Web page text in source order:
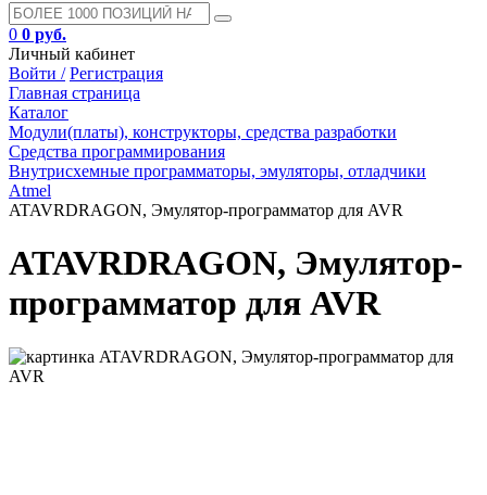
0 0 руб.
Личный кабинет
Войти / Регистрация
Главная страница
Каталог
Модули(платы), конструкторы, средства разработки
Средства программирования
Внутрисхемные программаторы, эмуляторы, отладчики
Atmel
ATAVRDRAGON, Эмулятор-программатор для AVR
ATAVRDRAGON, Эмулятор-
программатор для AVR